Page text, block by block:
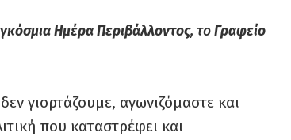
Ημέρα Περιβάλλοντος, τοΓραφείο
γιορτάζουμε, αγωνιζόμαστε και
που καταστρέφει και